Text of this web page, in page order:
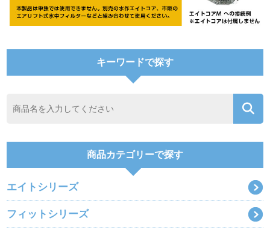
キーワードで探す
商品カテゴリーで探す
エイトシリーズ
フィットシリーズ